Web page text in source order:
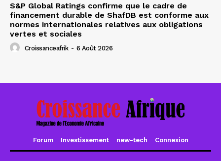
S&P Global Ratings confirme que le cadre de
financement durable de ShafDB est conforme aux
normes internationales relatives aux obligations
vertes et sociales
Croissanceafrik - 6 Août 2026
Forum Investissement new-tech Connexion